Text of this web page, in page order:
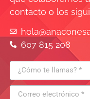
contacto o los
607 815 208